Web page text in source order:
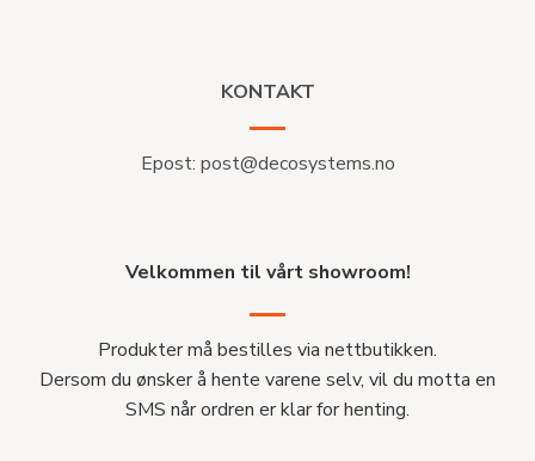
KONTAKT
Epost: post@decosystems.no
Velkommen til vårt showroom!
Produkter må bestilles via nettbutikken.
Dersom du ønsker å hente varene selv, vil du motta en
SMS når ordren er klar for henting.